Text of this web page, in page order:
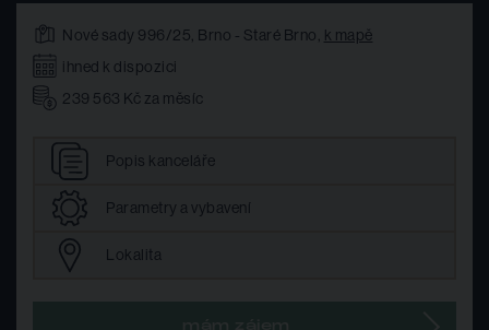
Nové sady 996/25, Brno - Staré Brno, k mapě
ihned k dispozici
239 563 Kč za měsíc
Popis kanceláře
Parametry a vybavení
Lokalita